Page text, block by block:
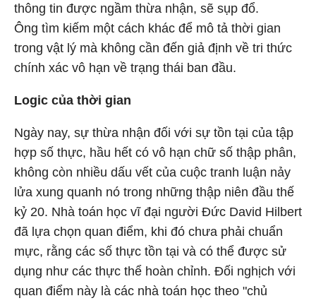
thông tin được ngầm thừa nhận, sẽ sụp đổ.
Ông tìm kiếm một cách khác để mô tả thời gian
trong vật lý mà không cần đến giả định về tri thức
chính xác vô hạn về trạng thái ban đầu.
Logic của thời gian
Ngày nay, sự thừa nhận đối với sự tồn tại của tập
hợp số thực, hầu hết có vô hạn chữ số thập phân,
không còn nhiều dấu vết của cuộc tranh luận nảy
lửa xung quanh nó trong những thập niên đầu thế
kỷ 20. Nhà toán học vĩ đại người Đức David Hilbert
đã lựa chọn quan điểm, khi đó chưa phải chuẩn
mực, rằng các số thực tồn tại và có thể được sử
dụng như các thực thể hoàn chỉnh. Đối nghịch với
quan điểm này là các nhà toán học theo "chủ